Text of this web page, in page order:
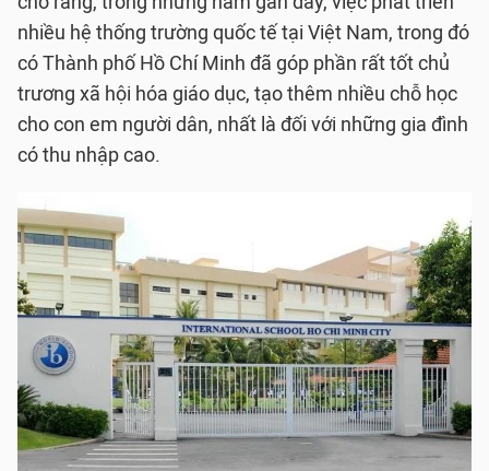
nhiều hệ thống trường quốc tế tại Việt Nam, trong đó
có Thành phố Hồ Chí Minh đã góp phần rất tốt chủ
trương xã hội hóa giáo dục, tạo thêm nhiều chỗ học
cho con em người dân, nhất là đối với những gia đình
có thu nhập cao.